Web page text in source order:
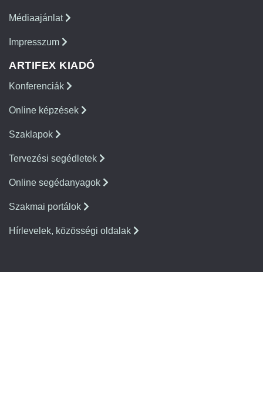
Médiaajánlat
Impresszum
ARTIFEX KIADÓ
Konferenciák
Online képzések
Szaklapok
Tervezési segédletek
Online segédanyagok
Szakmai portálok
Hírlevelek, közösségi oldalak